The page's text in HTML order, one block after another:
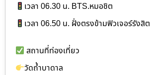
เวลา 06.30 น. BTS.หมอชิต
เวลา 06.50 น. ฝั่งตรงข้ามฟิวเจอร์รังสิต
สถานที่ท่องเที่ยว
วัดถ้ำบาดาล